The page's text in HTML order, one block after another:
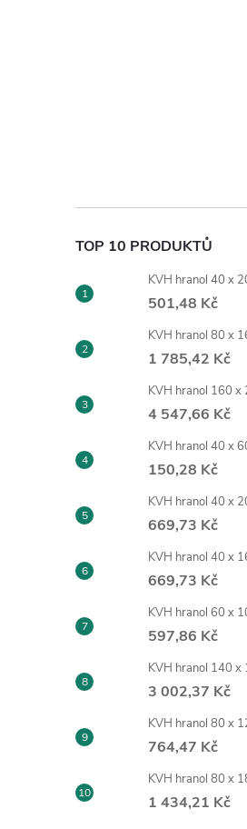
TOP 10 PRODUKTŮ
KVH hranol 40 x
501,48 Kč
KVH hranol 80 x
1 785,42 Kč
KVH hranol 160
4 547,66 Kč
KVH hranol 40 x
150,28 Kč
KVH hranol 40 x
669,73 Kč
KVH hranol 40 x
669,73 Kč
KVH hranol 60 x
597,86 Kč
KVH hranol 140
3 002,37 Kč
KVH hranol 80 x
764,47 Kč
KVH hranol 80 x
1 434,21 Kč